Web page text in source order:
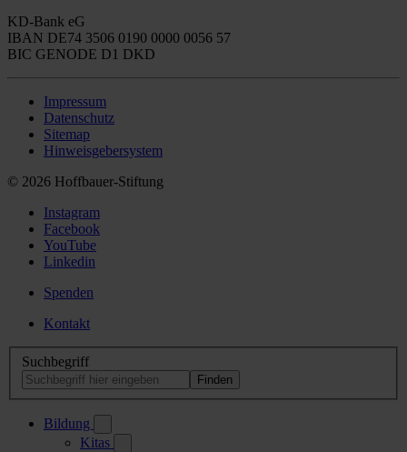
KD-Bank eG
IBAN DE74 3506 0190 0000 0056 57
BIC GENODE D1 DKD
Impressum
Datenschutz
Sitemap
Hinweisgebersystem
© 2026 Hoffbauer-Stiftung
Instagram
Facebook
YouTube
Linkedin
Spenden
Kontakt
Suchbegriff
Bildung
Kitas